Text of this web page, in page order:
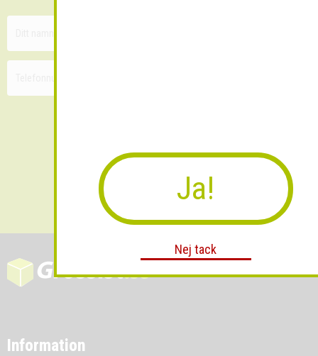
Skicka
Information
Ja!
Nej tack